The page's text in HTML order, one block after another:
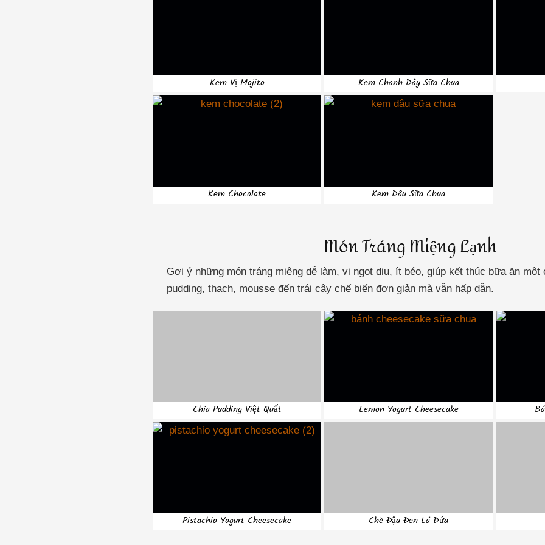
Kem Vị Mojito Kem Chanh Dây Sữa Chua
Kem Chocolate Kem Dâu Sữa Chua
Món Tráng Miệng Lạnh
Gợi ý những món tráng miệng dễ làm, vị ngọt dịu, ít béo, giúp kết thúc bữa ăn một
pudding, thạch, mousse đến trái cây chế biến đơn giản mà vẫn hấp dẫn.
Chia Pudding Việt Quất Lemon Yogurt Cheesecake
Pistachio Yogurt Cheesecake Chè Đậu Đen Lá Dứa